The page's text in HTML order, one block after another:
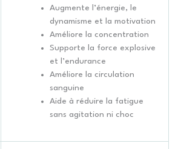
Augmente l’énergie, le
dynamisme et la motivation
Améliore la concentration
Supporte la force explosive
et l’endurance
Améliore la circulation
sanguine
Aide à réduire la fatigue
sans agitation ni choc